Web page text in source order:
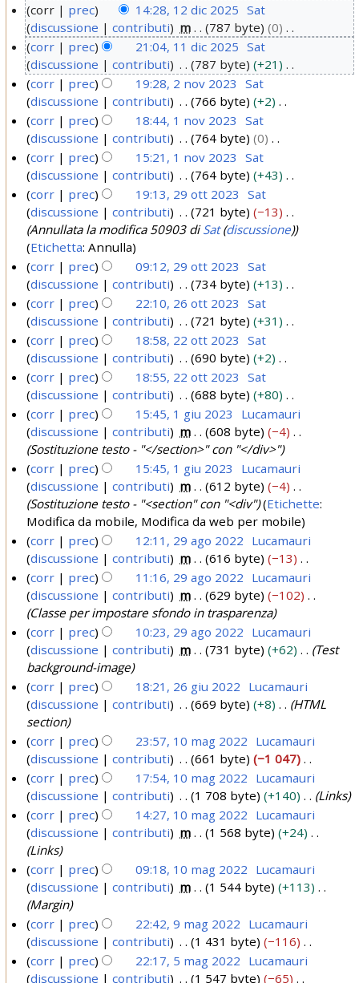
2
0
5
corr prec 14:28, 12 dic 2025 Sat
discussione
contributi m 787 byte
0
N
e
s
s
u
n
o
g
g
e
t
t
o
d
e
l
l
a
m
o
d
i
f
i
c
a
1
0
corr prec 21:04, 11 dic 2025 Sat
discussione
contributi 787 byte
+21
N
e
s
s
u
n
o
g
g
e
t
t
o
d
e
l
l
a
m
o
d
i
f
i
c
a
n
v
corr prec 19:28, 2 nov 2023
Sat
discussione
contributi 766 byte
+2
N
e
s
s
u
n
o
g
g
e
t
t
o
d
e
l
l
a
m
o
d
i
f
i
c
a
n
v
2
corr prec 18:44, 1 nov 2023
Sat
discussione
contributi 764 byte
0
N
e
s
s
u
n
o
g
g
e
t
t
o
d
e
l
l
a
m
o
d
i
f
i
c
a
corr prec 15:21, 1 nov 2023
Sat
discussione
contributi 764 byte
+43
N
e
s
s
u
n
o
g
g
e
t
t
o
d
e
l
l
a
m
o
d
i
f
i
c
a
0
3
corr prec 19:13, 29 ott 2023
Sat
discussione
contributi 721 byte
−13
Annullata la modifica 50903 diSat(discussione)
Etichetta:Annulla
corr
prec 09:12, 29 ott 2023
Sat
discussione
contributi 734 byte
+13
N
e
s
s
u
n
o
g
g
e
t
t
o
d
e
l
l
a
m
o
d
i
f
i
c
a
6
2
corr prec 22:10, 26 ott 2023
Sat
discussione
contributi 721 byte
+31
N
e
s
s
u
n
o
g
g
e
t
t
o
d
e
l
l
a
m
o
d
i
f
i
c
a
2
2
corr prec 18:58, 22 ott 2023
Sat
discussione
contributi 690 byte
+2
N
e
s
s
u
n
o
g
g
t
t
o
d
e
l
l
a
m
o
d
i
f
i
c
a
corr prec 18:55, 22 ott 2023
Sat
discussione
contributi 688 byte
+80
N
e
s
s
u
n
o
g
g
e
t
t
o
d
e
l
l
a
m
o
d
i
f
i
c
a
0
3
corr prec 15:45, 1 giu 2023
Lucamauri
discussione
contributi m 608 byte
−4
Sostituzione testo - "</section>" con "</div>"
corr
prec 15:45, 1 giu 2023
Lucamauri
discussione
contributi m 612 byte
−4
Sostituzione testo - "<section" con "<div"
Etichette:
Modifica da mobile Modifica da web per mobile
9
0
corr prec 12:11, 29 ago 2022 Lucamauri
discussione
contributi m 616 byte
−13
N
e
s
s
u
n
o
g
g
t
t
o
d
e
l
l
a
m
o
d
i
f
corr prec 11:16, 29 ago 2022 Lucamauri
discussione
contributi m 629 byte
−102
Classe per impostare sfondo in trasparenza
corr
prec 10:23, 29 ago 2022 Lucamauri
discussione
contributi m 731 byte +62
Test
background-image
g
2
2
corr prec 18:21, 26 giu 2022 Lucamauri
discussione
contributi 669 byte +8
HTML
section
0
a
2
2
corr prec 23:57, 10 mag 2022 Lucamauri
discussione
contributi 661 byte
−1 047
N
e
s
s
u
n
o
g
g
e
t
t
corr prec 17:54, 10 mag 2022 Lucamauri
discussione
contributi 1 708 byte +140
Links
corr
prec 14:27, 10 mag 2022 Lucamauri
discussione
contributi m 1 568 byte
+24
Links
corr
prec 09:18, 10 mag 2022 Lucamauri
discussione
contributi m 1 544 byte
+113
Margin
m
corr prec 22:42, 9 mag 2022 Lucamauri
discussione
contributi 1 431 byte
−116
N
e
corr prec 22:17, 5 mag 2022 Lucamauri
discussione
contributi 1 547 byte
−65